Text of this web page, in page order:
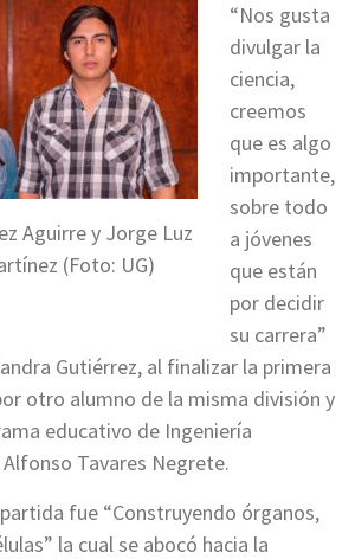
Aguirre y Jorge Luz
(Foto: UG)
“Nos gusta
divulgar la
ciencia,
creemos
que es algo
importante,
sobre todo
a jóvenes
que están
por decidir
su carrera”
Gutiérrez, al finalizar la primera
otro alumno de la misma división y
educativo de Ingeniería
Tavares Negrete.
fue “Construyendo órganos,
la cual se abocó hacia la